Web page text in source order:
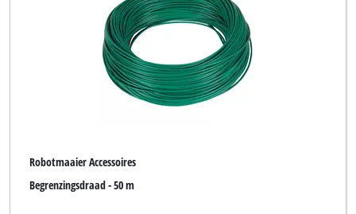
Robotmaaier Accessoires
Begrenzingsdraad - 50 m